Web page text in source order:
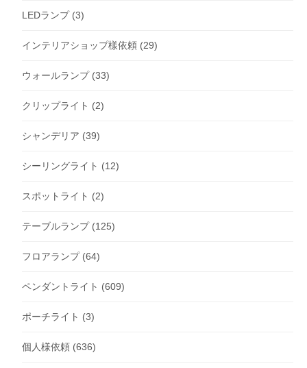
LEDランプ(3)
インテリアショップ樣依頼 (29)
ウォールランプ(33)
クリップライト (2)
シャンデリア (39)
シーリングライト (12)
スポットライト (2)
テーブルランプ(125)
フロアランプ(64)
ペンダントライト (609)
ポーチライト (3)
個人様依頼 (636)